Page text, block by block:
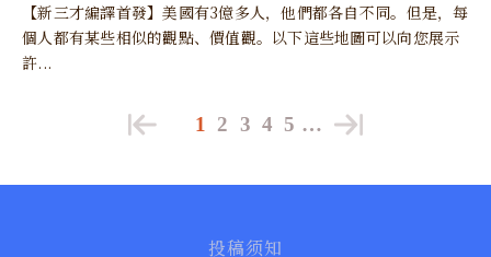
【新三才編譯首發】美國有3億多人，他們都各自不同。但是，每
個人都有某些相似的觀點、價值觀。以下這些地圖可以向您展示
許...
1 2 3 4 5 …
投稿须知